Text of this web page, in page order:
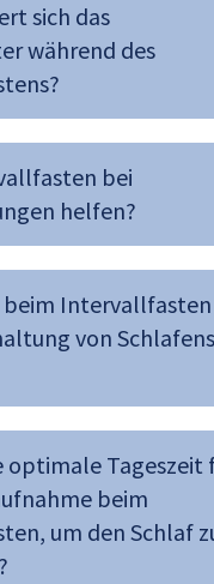
sich das
während des
bei
helfen?
Intervallfasten
von
optimale Tageszeit
beim
um den Schlaf